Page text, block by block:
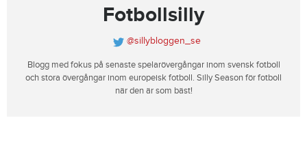
Fotbollsilly
@sillybloggen_se
Blogg med fokus på senaste spelarövergångar inom svensk fotboll
och stora övergångar inom europeisk fotboll. Silly Season för fotboll
när den är som bäst!